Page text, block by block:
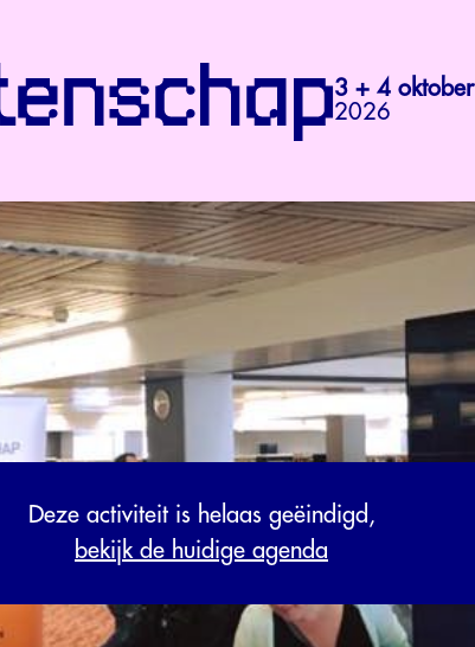
3 + 4 oktober
2026
Deze activiteit is helaas geëindigd,
bekijk de huidige agenda